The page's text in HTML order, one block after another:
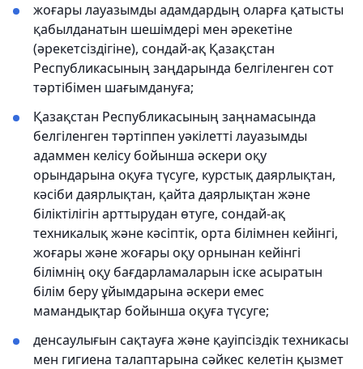
жоғары лауазымды адамдардың оларға қатысты
қабылданатын шешімдері мен əрекетіне
(әрекетсіздігіне), сондай-ақ Қазақстан
Республикасының заңдарында белгіленген сот
тәртібімен шағымдануға;
Қазақстан Республикасының заңнамасында
белгіленген тәртіппен уəкілетті лауазымды
адаммен келісу бойынша əскери оқу
орындарына оқуға түсуге, курстық даярлықтан,
кəсіби даярлықтан, қайта даярлықтан жəне
біліктілігін арттырудан өтуге, сондай-ақ
техникалық жəне кəсіптік, орта білімнен кейінгі,
жоғары жəне жоғары оқу орнынан кейінгі
білімнің оқу бағдарламаларын іске асыратын
білім беру ұйымдарына əскери емес
мамандықтар бойынша оқуға түсуге;
денсаулығын сақтауға және қауіпсіздік техникасы
мен гигиена талаптарына сәйкес келетін қызмет